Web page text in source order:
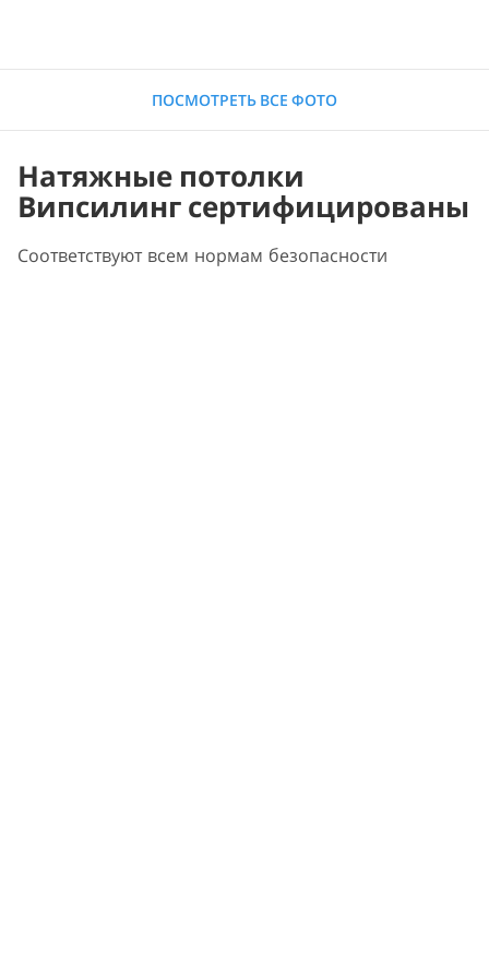
ПОСМОТРЕТЬ ВСЕ ФОТО
Натяжные потолки
Випсилинг сертифицированы
Соответствуют всем нормам безопасности